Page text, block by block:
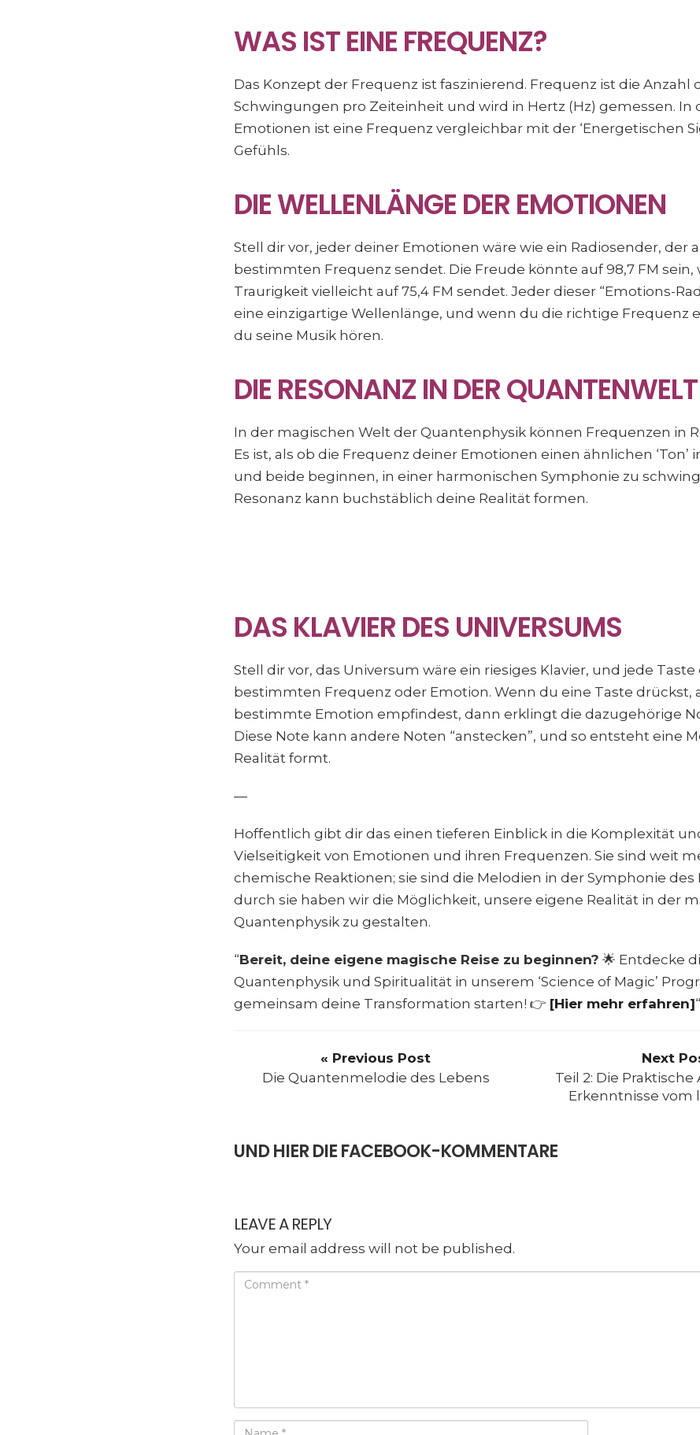
WAS IST EINE FREQUENZ?
Das Konzept der Frequenz ist faszinierend. Frequenz ist die Anzahl
Schwingungen pro Zeiteinheit und wird in Hertz (Hz) gemessen. In
Emotionen ist eine Frequenz vergleichbar mit der ‘Energetischen
Gefühls.
DIE WELLENLÄNGE DER EMOTIONEN
Stell dir vor, jeder deiner Emotionen wäre wie ein Radiosender, der
bestimmten Frequenz sendet. Die Freude könnte auf 98,7 FM sein,
Traurigkeit vielleicht auf 75,4 FM sendet. Jeder dieser “Emotions-
eine einzigartige Wellenlänge, und wenn du die richtige Frequenz
du seine Musik hören.
DIE RESONANZ IN DER QUANTENWELT
In der magischen Welt der Quantenphysik können Frequenzen in
Es ist, als ob die Frequenz deiner Emotionen einen ähnlichen
und beide beginnen, in einer harmonischen Symphonie zu
Resonanz kann buchstäblich deine Realität formen.
DAS KLAVIER DES UNIVERSUMS
Stell dir vor, das Universum wäre ein riesiges Klavier, und jede
bestimmten Frequenz oder Emotion. Wenn du eine Taste drückst,
bestimmte Emotion empfindest, dann erklingt die dazugehörige
Diese Note kann andere Noten “anstecken”, und so entsteht eine
Realität formt.
—
Hoffentlich gibt dir das einen tieferen Einblick in die Komplexität
Vielseitigkeit von Emotionen und ihren Frequenzen. Sie sind weit
chemische Reaktionen; sie sind die Melodien in der Symphonie des
durch sie haben wir die Möglichkeit, unsere eigene Realität in der
Quantenphysik zu gestalten.
“Bereit, deine eigene magische Reise zu beginnen? 🌟 Entdecke
Quantenphysik und Spiritualität in unserem ‘Science of Magic’
gemeinsam deine Transformation starten! 👉 [Hier mehr erfahren]“
« Previous Post
Die Quantenmelodie des Lebens
Next
Teil 2: Die
Erkenntnisse vom
UND HIER DIE FACEBOOK-KOMMENTARE
LEAVE A REPLY
Your email address will not be published.